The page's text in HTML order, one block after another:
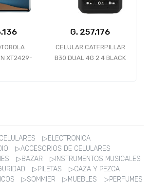
XT2429-
G.
CELULAR CATERPILLAR
B30 DUAL 4G 2 4 BLACK
▷ELECTRONICA
▷ACCESORIOS DE CELULARES
▷BAZAR
▷INSTRUMENTOS MUSICALES
▷PILETAS
▷CAZA Y PEZCA
▷SOMMIER ▷MUEBLES
▷PERFUMES